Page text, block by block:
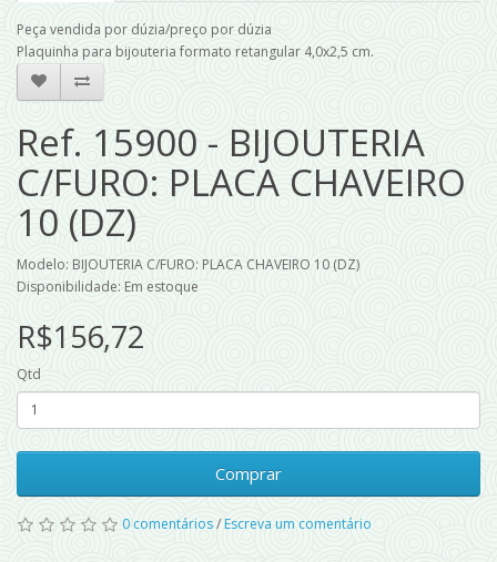
Peça vendida por dúzia/preço por dúzia
Plaquinha para bijouteria formato retangular 4,0x2,5 cm.
Ref. 15900 - BIJOUTERIA
C/FURO: PLACA CHAVEIRO
10 (DZ)
Modelo: BIJOUTERIA C/FURO: PLACA CHAVEIRO 10 (DZ)
Disponibilidade: Em estoque
R$156,72
Qtd
Comprar
0 comentários/Escreva um comentário